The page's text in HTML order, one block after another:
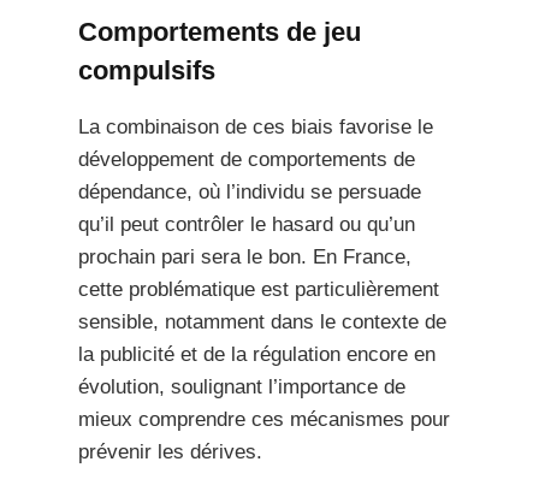
Comportements de jeu
compulsifs
La combinaison de ces biais favorise le
développement de comportements de
dépendance, où l’individu se persuade
qu’il peut contrôler le hasard ou qu’un
prochain pari sera le bon. En France,
cette problématique est particulièrement
sensible, notamment dans le contexte de
la publicité et de la régulation encore en
évolution, soulignant l’importance de
mieux comprendre ces mécanismes pour
prévenir les dérives.